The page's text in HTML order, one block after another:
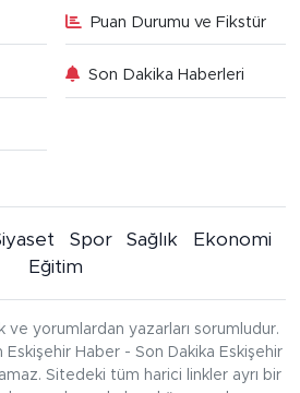
Puan Durumu ve Fikstür
Son Dakika Haberleri
Spor Sağlık
Ekonomi
Eğitim
ve yorumlardan yazarları sorumludur.
Eskişehir Haber - Son Dakika Eskişehir
Sitedeki tüm harici linkler ayrı bir